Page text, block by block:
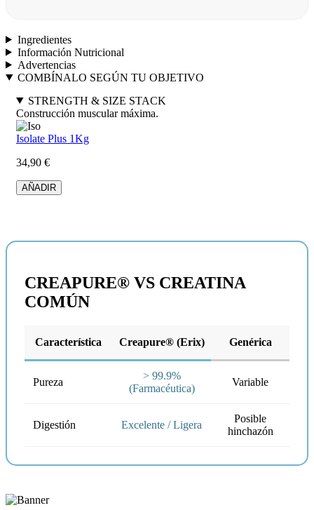
Ingredientes
Información Nutricional
Advertencias
COMBÍNALO SEGÚN TU OBJETIVO
STRENGTH & SIZE STACK
Construcción muscular máxima.
Isolate Plus 1Kg
34,90 €
AÑADIR
CREAPURE® VS CREATINA
COMÚN
Característica Creapure® (Erix) Genérica
Pureza
> 99.9%
(Farmacéutica)
Variable
Digestión Excelente / Ligera
Posible
hinchazón